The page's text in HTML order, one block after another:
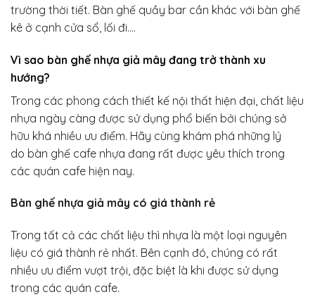
trường thời tiết. Bàn ghế quầy bar cần khác với bàn ghế
kê ở cạnh cửa sổ, lối đi….
Vì sao bàn ghế nhựa giả mây đang trở thành xu
hướng?
Trong các phong cách thiết kế nội thất hiện đại, chất liệu
nhựa ngày càng được sử dụng phổ biến bởi chúng sở
hữu khá nhiều ưu điểm. Hãy cùng khám phá những lý
do bàn ghế cafe nhựa đang rất được yêu thích trong
các quán cafe hiện nay.
Bàn ghế nhựa giả mây có giá thành rẻ
Trong tất cả các chất liệu thì nhựa là một loại nguyên
liệu có giá thành rẻ nhất. Bên cạnh đó, chúng có rất
nhiều ưu điểm vượt trội, đặc biệt là khi được sử dụng
trong các quán cafe.